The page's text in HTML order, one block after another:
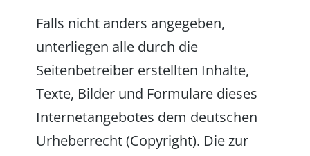
Falls nicht anders angegeben,
unterliegen alle durch die
Seitenbetreiber erstellten Inhalte,
Texte, Bilder und Formulare dieses
Internetangebotes dem deutschen
Urheberrecht (Copyright). Die zur